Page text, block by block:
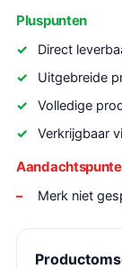
Pluspunten
Direct
Uitgebreide
Volledige
Verkrijgbaar
Merk niet